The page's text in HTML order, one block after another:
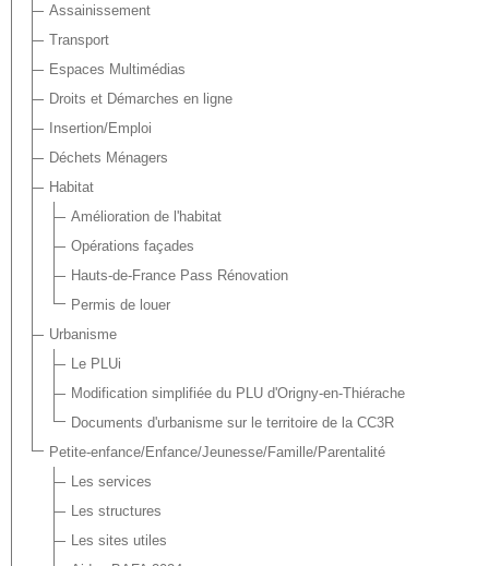
Assainissement
Transport
Espaces Multimédias
Droits et Démarches en ligne
Insertion/Emploi
Déchets Ménagers
Habitat
Amélioration de l'habitat
Opérations façades
Hauts-de-France Pass Rénovation
Permis de louer
Urbanisme
Le PLUi
Modification simplifiée du PLU d'Origny-en-Thiérache
Documents d'urbanisme sur le territoire de la CC3R
Petite-enfance/Enfance/Jeunesse/Famille/Parentalité
Les services
Les structures
Les sites utiles